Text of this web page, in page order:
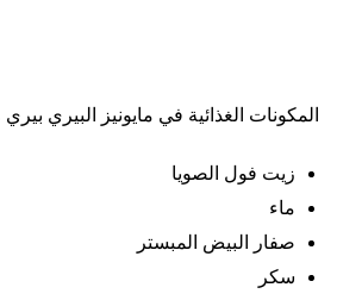
المكونات الغذائية في مايونيز البيري بيري
زيت فول الصويا
ماء
صفار البيض المبستر
سكر